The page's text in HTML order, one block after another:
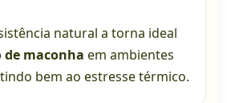
natural a torna ideal
maconha em ambientes
bem ao estresse térmico.